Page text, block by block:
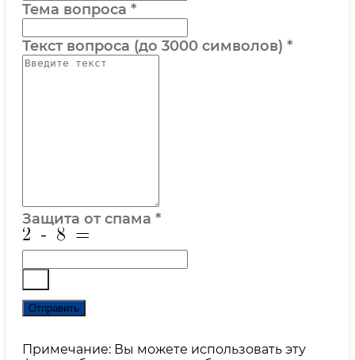
Тема вопроса *
Текст вопроса (до 3000 символов) *
Защита от спама *
Отправить
Примечание: Вы можете использовать эту